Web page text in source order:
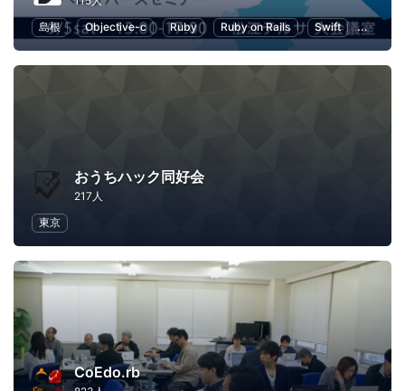
島根
Objective-c Ruby Ruby on Rails Swift
おうちハック同好会
217人
東京
CoEdo.rb